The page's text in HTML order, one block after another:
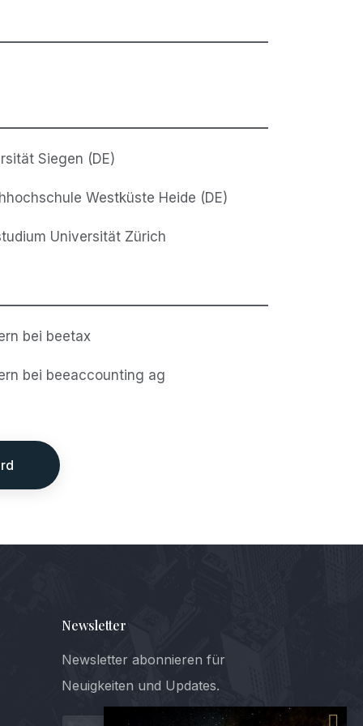
Siegen (DE)
Westküste Heide (DE)
Universität Zürich
bei beetax
bei beeaccounting ag
Newsletter
Newsletter abonnieren für
Neuigkeiten und Updates.